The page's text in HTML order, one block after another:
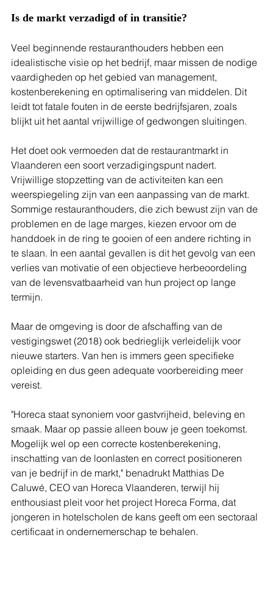
Is de markt verzadigd of in transitie?
Veel beginnende restauranthouders hebben een
idealistische visie op het bedrijf, maar missen de nodige
vaardigheden op het gebied van management,
kostenberekening en optimalisering van middelen. Dit
leidt tot fatale fouten in de eerste bedrijfsjaren, zoals
blijkt uit het aantal vrijwillige of gedwongen sluitingen.
Het doet ook vermoeden dat de restaurantmarkt in
Vlaanderen een soort verzadigingspunt nadert.
Vrijwillige stopzetting van de activiteiten kan een
weerspiegeling zijn van een aanpassing van de markt.
Sommige restauranthouders, die zich bewust zijn van de
problemen en de lage marges, kiezen ervoor om de
handdoek in de ring te gooien of een andere richting in
te slaan. In een aantal gevallen is dit het gevolg van een
verlies van motivatie of een objectieve herbeoordeling
van de levensvatbaarheid van hun project op lange
termijn.
Maar de omgeving is door de afschaffing van de
vestigingswet (2018) ook bedrieglijk verleidelijk voor
nieuwe starters. Van hen is immers geen specifieke
opleiding en dus geen adequate voorbereiding meer
vereist.
"Horeca staat synoniem voor gastvrijheid, beleving en
smaak. Maar op passie alleen bouw je geen toekomst.
Mogelijk wel op een correcte kostenberekening,
inschatting van de loonlasten en correct positioneren
van je bedrijf in de markt," benadrukt Matthias De
Caluwé, CEO van Horeca Vlaanderen, terwijl hij
enthousiast pleit voor het project Horeca Forma, dat
jongeren in hotelscholen de kans geeft om een sectoraal
certificaat in ondernemerschap te behalen.